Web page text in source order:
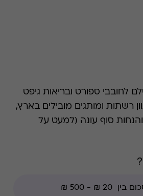
הגיפט קארד המושלם לחובבי ספורט ובריאות גיפט
רשתות ומותגים מובילים בארץ,
סוף עונה (למעט על
והנחות למעט: חנויות